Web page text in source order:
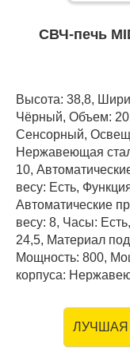
СВЧ-печь
Высота: 38,8,
Чёрный, Объем:
Сенсорный,
Нержавеющая
10,
весу: Есть,
Автоматические
весу: 8, Часы:
24,5, Материал
Мощность: 800,
корпуса:
ЛУЧШАЯ